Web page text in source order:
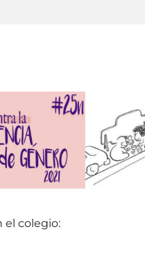
el colegio: